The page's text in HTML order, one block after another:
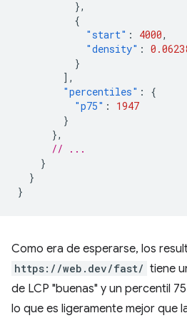
},
{
"start" : 4000,
"density" :
}
],
"percentiles" :
{
"p75" :
1947
}
},
// ...
}
}
}
Como era de esperarse, los
https://web.dev/fast/ tiene
de LCP "buenas" y un percentil
lo que es ligeramente mejor que